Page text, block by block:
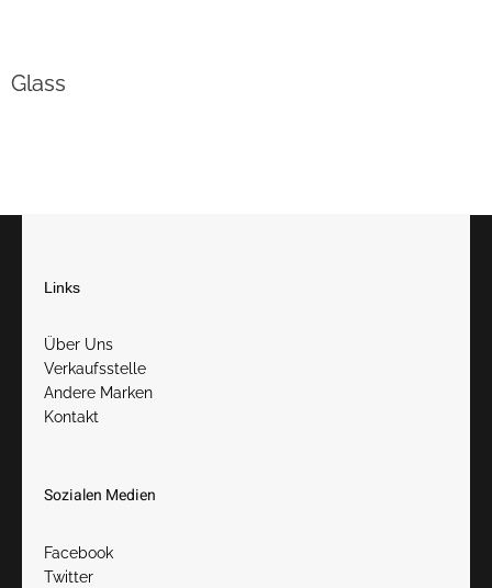
Glass
Links
Über Uns
Verkaufsstelle
Andere Marken
Kontakt
Sozialen Medien
Facebook
Twitter